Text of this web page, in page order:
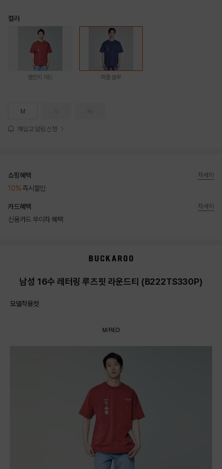
컬러
멜란지 레드 퍼플 블루
M
재입고 알림 신청
쇼핑혜택
10% 즉시할인
자세히
카드혜택
신용카드 무이자 혜택
자세히
남성 16수 레터링 루즈핏 라운드티 (B222TS330P)
모델착용컷